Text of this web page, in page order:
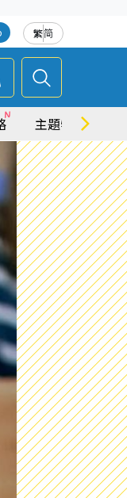
繁简
主題特集